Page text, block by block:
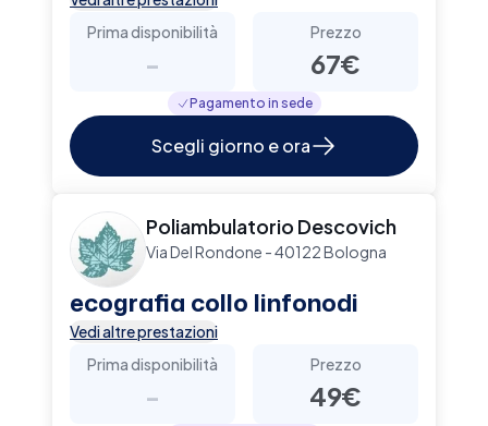
Prima disponibilità
-
Prezzo
67€
Pagamento in sede
Scegli giorno e ora
Poliambulatorio Descovich
Via Del Rondone - 40122 Bologna
ecografia collo linfonodi
Vedi altre prestazioni
Prima disponibilità
-
Prezzo
49€